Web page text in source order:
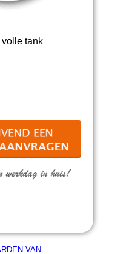
volle tank
VAN